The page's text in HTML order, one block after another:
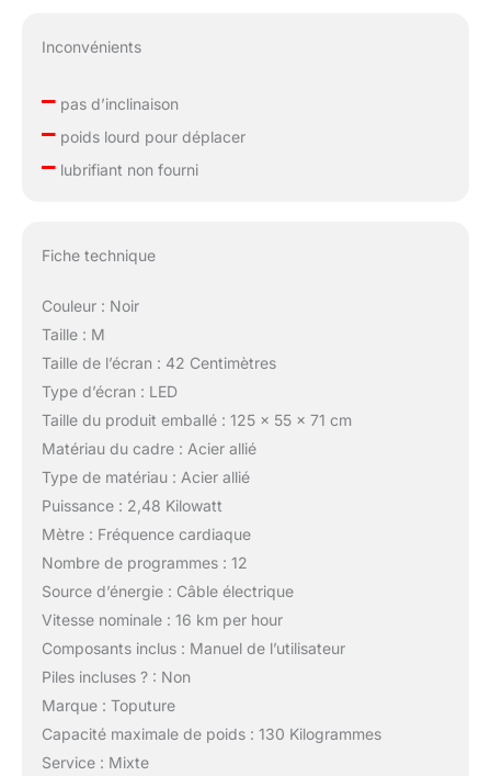
Inconvénients
–pas d’inclinaison
–poids lourd pour déplacer
–lubrifiant non fourni
Fiche technique
Couleur : Noir
Taille : M
Taille de l’écran : 42 Centimètres
Type d’écran : LED
Taille du produit emballé : 125 x 55 x 71 cm
Matériau du cadre : Acier allié
Type de matériau : Acier allié
Puissance : 2,48 Kilowatt
Mètre : Fréquence cardiaque
Nombre de programmes : 12
Source d’énergie : Câble électrique
Vitesse nominale : 16 km per hour
Composants inclus : Manuel de l’utilisateur
Piles incluses ? : Non
Marque : Toputure
Capacité maximale de poids : 130 Kilogrammes
Service : Mixte